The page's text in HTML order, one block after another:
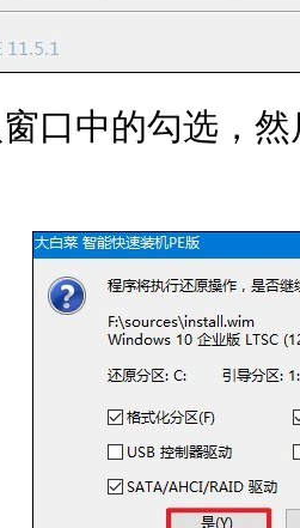
口中的勾选，